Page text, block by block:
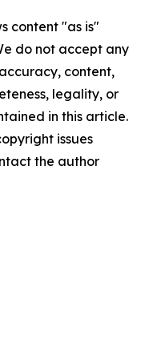
content "as is"
do not accept any
content,
legality, or
in this article.
issues
the author